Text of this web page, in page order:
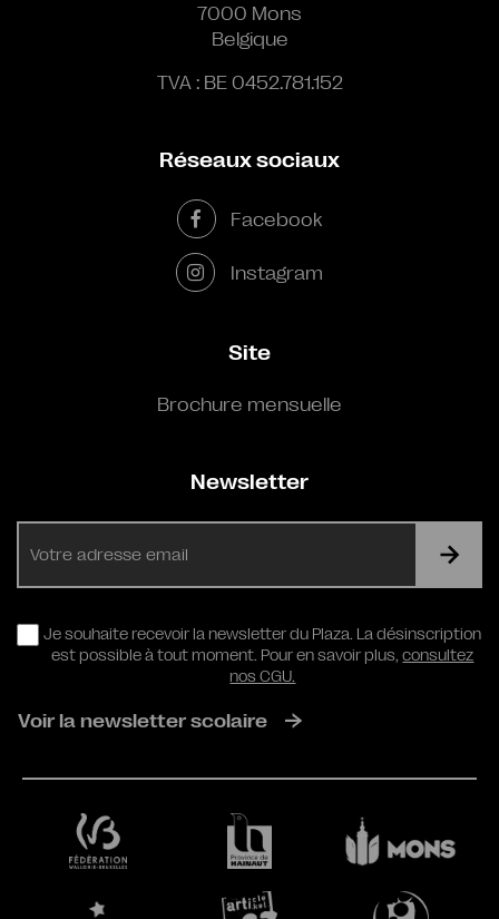
7000 Mons
Belgique
TVA : BE 0452.781.152
Réseaux sociaux
Facebook
Instagram
Site
Brochure mensuelle
Newsletter
RGPD
Je souhaite recevoir la newsletter du Plaza. La désinscription
est possible à tout moment. Pour en savoir plus,consultez
nos CGU.
Voir la newsletter scolaire